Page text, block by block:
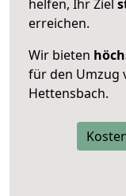
helfen, Ihr Ziel
erreichen.
Wir bieten
für den Umzug
Hettensbach.